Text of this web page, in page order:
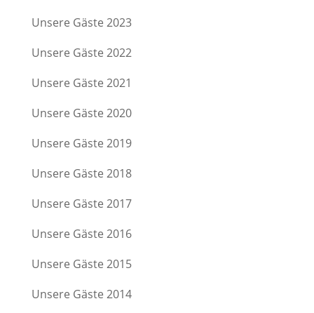
Unsere Gäste 2023
Unsere Gäste 2022
Unsere Gäste 2021
Unsere Gäste 2020
Unsere Gäste 2019
Unsere Gäste 2018
Unsere Gäste 2017
Unsere Gäste 2016
Unsere Gäste 2015
Unsere Gäste 2014